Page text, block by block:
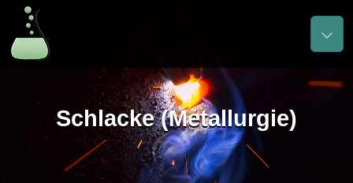
Schlacke (Metallurgie)